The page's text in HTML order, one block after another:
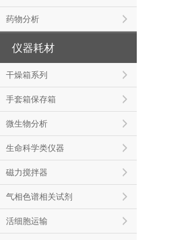
药物分析
仪器耗材
干燥箱系列
手套箱保存箱
微生物分析
生命科学类仪器
磁力搅拌器
气相色谱相关试剂
活细胞运输